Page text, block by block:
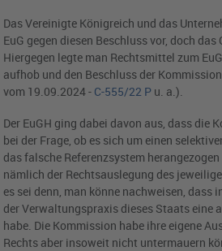
Das Vereinigte Königreich und das
EuG gegen diesen Beschluss vor, doch das
Hiergegen legte man Rechtsmittel zum
aufhob und den Beschluss der
vom 19.09.2024 - C-555/22 P u. a.).
Der EuGH ging dabei davon aus, dass die
bei der Frage, ob es sich um einen
das falsche Referenzsystem
nämlich der Rechtsauslegung des
es sei denn, man könne nachweisen, dass
der Verwaltungspraxis dieses Staats eine
habe. Die Kommission habe ihre eigene
Rechts aber insoweit nicht untermauern